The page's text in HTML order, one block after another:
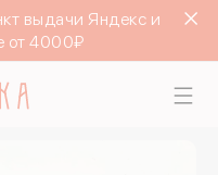
выдачи Яндекс и
от 4000₽